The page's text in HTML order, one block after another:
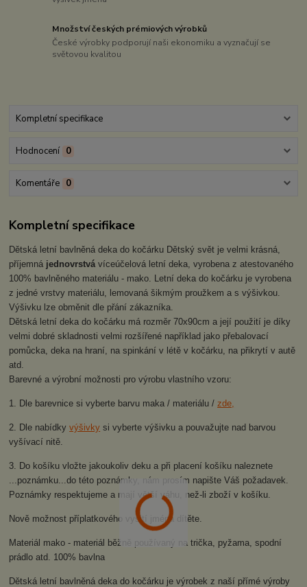
Množství českých prémiových výrobků
České výrobky podporují naši ekonomiku a vyznačují se
světovou kvalitou
Kompletní specifikace
Hodnocení 0
Komentáře 0
Kompletní specifikace
Dětská letní bavlněná deka do kočárku Dětský svět je velmi krásná,
příjemná jednovrstvávíceúčelová letní deka, vyrobena z atestovaného
100% bavlněného materiálu - mako. Letní deka do kočárku je vyrobena
z jedné vrstvy materiálu, lemovaná šikmým proužkem a s výšivkou.
Výšivku lze obměnit dle přání zákazníka.
Dětská letní deka do kočárku má rozměr 70x90cm a její použití je díky
velmi dobré skladnosti velmi rozšířené například jako přebalovací
pomůcka, deka na hraní, na spinkání v létě v kočárku, na přikrytí v autě
atd.
Barevné a výrobní možnosti pro výrobu vlastního vzoru:
1. Dle barevnice si vyberte barvu maka / materiálu /zde,
2. Dle nabídkyvýšivky si vyberte výšivku a pouvažujte nad barvou
vyšívací nitě.
3. Do košíku vložte jakoukoliv deku a při placení košíku naleznete
...poznámku...do této poznámky, nám prosím napište Váš požadavek.
Poznámky respektujeme a mají větší váhu, než-li zboží v košíku.
Nově možnost příplatkového vyšití jména dítěte.
Materiál mako - materiál běžně používaný na trička, pyžama, spodní
prádlo atd. 100% bavlna
Dětská letní bavlněná deka do kočárku je výrobek z naší přímé výroby